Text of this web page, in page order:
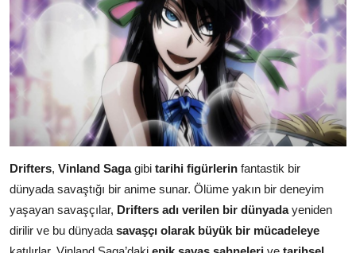
Drifters, Vinland Sagagibi tarihi figürlerin fantastik bir
dünyada savaştığı bir anime sunar. Ölüme yakın bir deneyim
yaşayan savaşçılar, Drifters adı verilen bir dünyadayeniden
dirilir ve bu dünyada savaşçı olarak büyük bir mücadeleye